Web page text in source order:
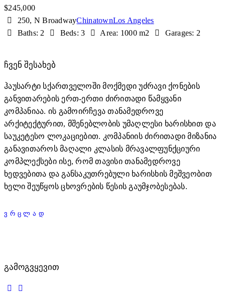
$245,000
250, N BroadwayChinatownLos Angeles
Baths: 2 Beds: 3 Area: 1000 m2 Garages: 2
ᲩᲕᲔᲜ ᲨᲔᲡᲐᲮᲔᲑ
ჰაუსარტი სქართველოში მოქმედი უძრავი ქონების
განვითარების ერთ-ერთი ძირითადი წამყვანი
კომპანიაა. ის გამოირჩევა თანამედროვე
არქიტექტურით, მშენებლობის უმაღლესი ხარისხით და
საუკეტესო ლოკაციებით. კომპანიის ძირითადი მიზანია
განავითაროს მაღალი კლასის მრავალფუნქციური
კომპლექსები ისე, რომ თავისი თანამედროვე
ხედვებითა და განსაკუთრებული ხარისხის მეშვეობით
ხელი შეუწყოს ცხოვრების წესის გაუმჯობესებას.
ᲕᲠᲪᲚᲐᲓ
ᲒᲐᲛᲝᲒᲕᲧᲔᲕᲘᲗ